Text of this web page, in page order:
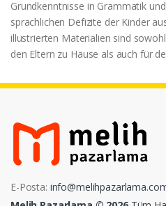
Grundkenntnisse in Grammatik
sprachlichen Defizite der Kinder
illustrierten Materialien sind
den Eltern zu Hause als auch für
E-Posta: